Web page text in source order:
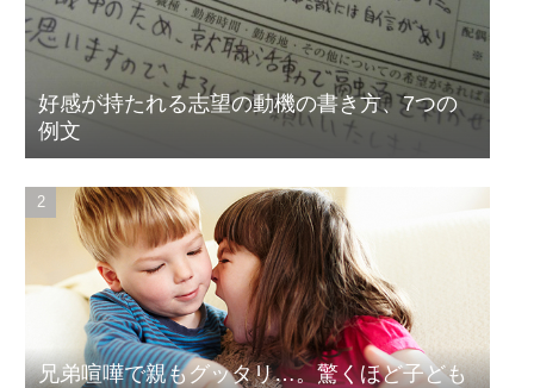
好感が持たれる志望の動機の書き方、7つの
例文
兄弟喧嘩で親もグッタリ…。驚くほど子ども